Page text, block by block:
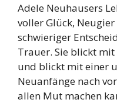
Adele Neuhausers
voller Glück,
schwieriger
Trauer. Sie blickt
und blickt mit einer
Neuanfänge nach
allen Mut machen